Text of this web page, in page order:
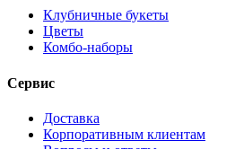
Клубничные букеты
Цветы
Комбо-наборы
Сервис
Доставка
Корпоративным клиентам